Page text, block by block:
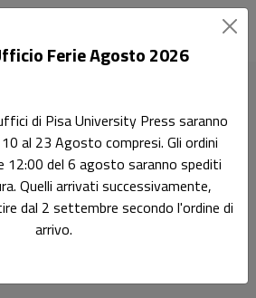
Press: I
Diritto penale
Ferie Agosto 2026
di Pisa University Press saranno
al 23 Agosto compresi. Gli ordini
12:00 del 6 agosto saranno spediti
Quelli arrivati successivamente,
dal 2 settembre secondo l'ordine di
arrivo.